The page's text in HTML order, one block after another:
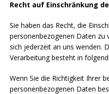
Recht auf Einschränkung
Sie haben das Recht, die
personenbezogenen Daten zu
sich jederzeit an uns wenden.
Verarbeitung besteht in
Wenn Sie die Richtigkeit Ihrer
personenbezogenen Daten